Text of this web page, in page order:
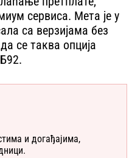
сервиса. Мета је у
са верзијама без
се таква опција
и догађајима,